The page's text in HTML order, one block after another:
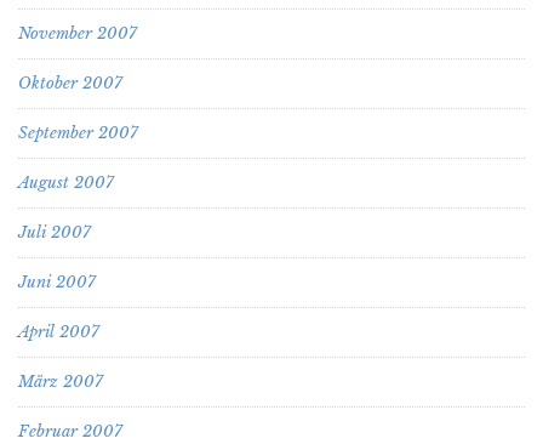
November 2007
Oktober 2007
September 2007
August 2007
Juli 2007
Juni 2007
April 2007
März 2007
Februar 2007